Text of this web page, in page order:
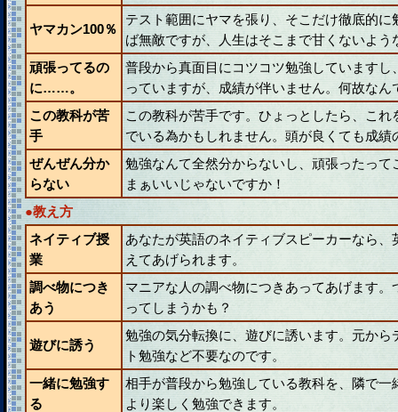
ヤマカン100％
テスト範囲にヤマを張り、そこだけ徹底的
ば無敵ですが、人生はそこまで甘くないよう
頑張ってるの
に……。
普段から真面目にコツコツ勉強しています
っていますが、成績が伴いません。何故なん
この教科が苦
手
この教科が苦手です。ひょっとしたら、こ
でいる為かもしれません。頭が良くても成
ぜんぜん分か
らない
勉強なんて全然分からないし、頑張ったっ
まぁいいじゃないですか！
●教え方
ネイティブ授
業
あなたが英語のネイティブスピーカーなら
えてあげられます。
調べ物につき
あう
マニアな人の調べ物につきあってあげます
ってしまうかも？
遊びに誘う
勉強の気分転換に、遊びに誘います。元か
ト勉強など不要なのです。
一緒に勉強す
る
相手が普段から勉強している教科を、隣で
より楽しく勉強できます。